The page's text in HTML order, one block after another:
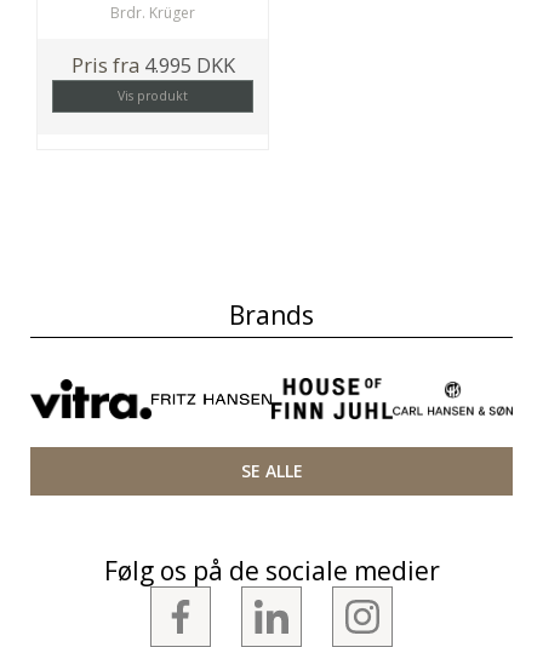
Brdr. Krüger
Pris fra 4.995 DKK
Vis produkt
Brands
SE ALLE
Følg os på de sociale medier